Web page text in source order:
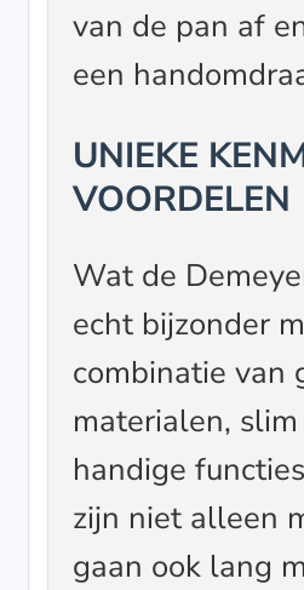
van de pan af
een
UNIEKE
VOORDELEN
Wat de
echt bijzonder
combinatie van
materialen,
handige
zijn niet alleen
gaan ook lang